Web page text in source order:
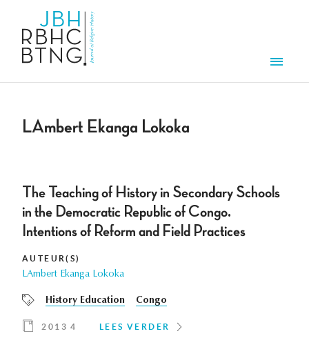
LAmbert Ekanga Lokoka
The Teaching of History in Secondary Schools
in the Democratic Republic of Congo.
Intentions of Reform and Field Practices
AUTEUR(S)
LAmbert Ekanga Lokoka
History Education Congo
2013 4 LEES VERDER